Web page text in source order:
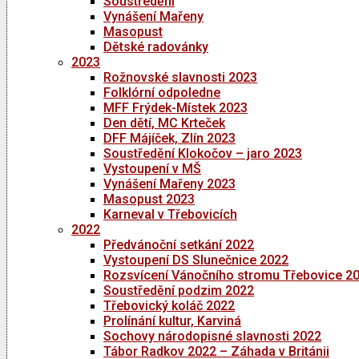
Vynášení Mařeny
Masopust
Dětské radovánky
2023
Rožnovské slavnosti 2023
Folklórní odpoledne
MFF Frýdek-Místek 2023
Den dětí, MC Krteček
DFF Májíček, Zlín 2023
Soustředění Klokočov – jaro 2023
Vystoupení v MŠ
Vynášení Mařeny 2023
Masopust 2023
Karneval v Třebovicích
2022
Předvánoční setkání 2022
Vystoupení DS Slunečnice 2022
Rozsvícení Vánočního stromu Třebovice
Soustředění podzim 2022
Třebovický koláč 2022
Prolínání kultur, Karviná
Sochovy národopisné slavnosti 2022
Tábor Radkov 2022 – Záhada v Británii